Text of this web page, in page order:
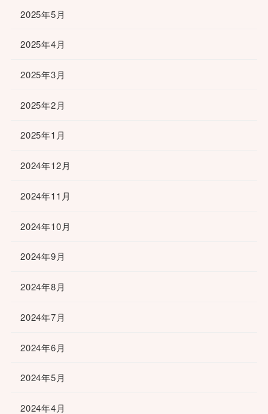
2025年5月
2025年4月
2025年3月
2025年2月
2025年1月
2024年12月
2024年11月
2024年10月
2024年9月
2024年8月
2024年7月
2024年6月
2024年5月
2024年4月